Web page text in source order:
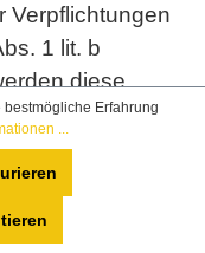
Verpflichtungen
1 lit. b
diese
nicht mehr
kein
Erfahrung
...